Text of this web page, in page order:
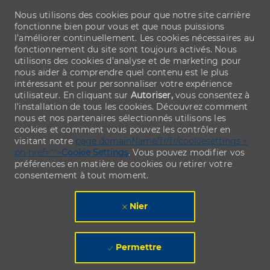
Nous utilisons des cookies pour que notre site carrière
fonctionne bien pour vous et que nous puissions
l’améliorer continuellement. Les cookies nécessaires au
fonctionnement du site sont toujours activés. Nous
utilisons des cookies d’analyse et de marketing pour
nous aider à comprendre quel contenu est le plus
intéressant et pour personnaliser votre expérience
utilisateur. En cliquant sur Autoriser,vous consentez à
l’installation de tous les cookies. Découvrez comment
nous et nos partenaires sélectionnés utilisons les
cookies et comment vous pouvez les contrôler en
visitant notre page domainName/fr/fr/cookiesettings »
ph-href="">Cookie Settings. Vous pouvez modifier vos
préférences en matière de cookies ou retirer votre
consentement à tout moment.
Nier
Permettre